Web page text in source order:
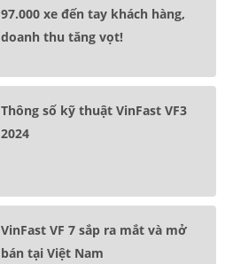
97.000 xe đến tay khách hàng,
doanh thu tăng vọt!
Thông số kỹ thuật VinFast VF3
2024
VinFast VF 7 sắp ra mắt và mở
bán tại Việt Nam